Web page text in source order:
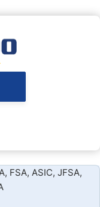
FSA, ASIC, JFSA,